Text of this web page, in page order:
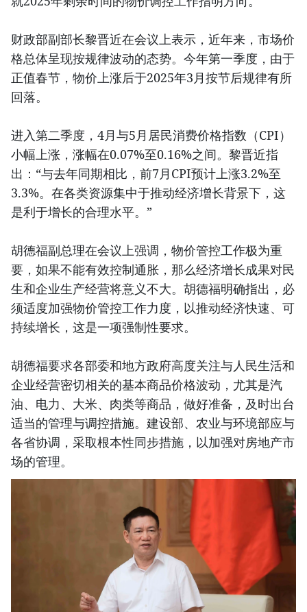
财政部副部长黎晋近在会议上表示，近年来，市场价
格总体呈现按规律波动的态势。今年第一季度，由于
正值春节，物价上涨后于2025年3月按节后规律有所
回落。
进入第二季度，4月与5月居民消费价格指数（CPI）
小幅上涨，涨幅在0.07%至0.16%之间。黎晋近指
出：“与去年同期相比，前7月CPI预计上涨3.2%至
3.3%。在各类资源集中于推动经济增长背景下，这
是利于增长的合理水平。”
胡德福副总理在会议上强调，物价管控工作极为重
要，如果不能有效控制通胀，那么经济增长成果对民
生和企业生产经营将意义不大。胡德福明确指出，必
须适度加强物价管控工作力度，以推动经济快速、可
持续增长，这是一项强制性要求。
胡德福要求各部委和地方政府高度关注与人民生活和
企业经营密切相关的基本商品价格波动，尤其是汽
油、电力、大米、肉类等商品，做好准备，及时出台
适当的管理与调控措施。建设部、农业与环境部应与
各省协调，采取根本性同步措施，以加强对房地产市
场的管理。